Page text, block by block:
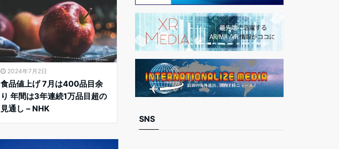
2024年7月2日
食品値上げ 7月は400品目余
り 年間は3年連続1万品目超の
見通し – NHK
SNS